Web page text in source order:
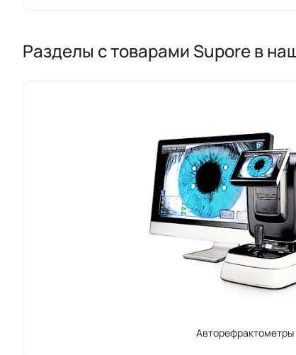
Supore
Наши
Supore
Разделы с товарами Supore в
Авторефрактометры